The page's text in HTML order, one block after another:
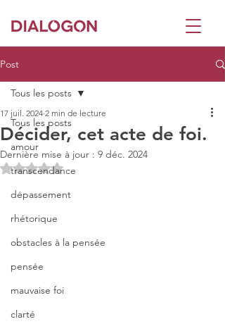
Post
Tous les posts
amour
transcendance
dépassement
rhétorique
obstacles à la pensée
pensée
mauvaise foi
clarté
Tous les posts
Décider, cet acte de foi.
17 juil. 2024 2 min de lecture
Dernière mise à jour : 9 déc. 2024
Noté NaN étoiles sur 5.